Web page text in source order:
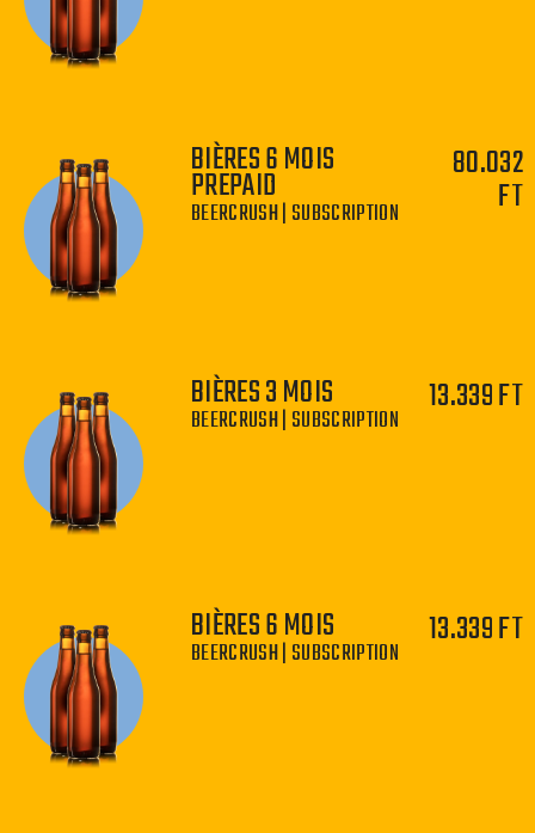
BIÈRES 6 MOIS
PREPAID
BEERCRUSH | SUBSCRIPTION
80.032
FT
BIÈRES 3 MOIS
BEERCRUSH | SUBSCRIPTION
13.339 FT
BIÈRES 6 MOIS
BEERCRUSH | SUBSCRIPTION
13.339 FT